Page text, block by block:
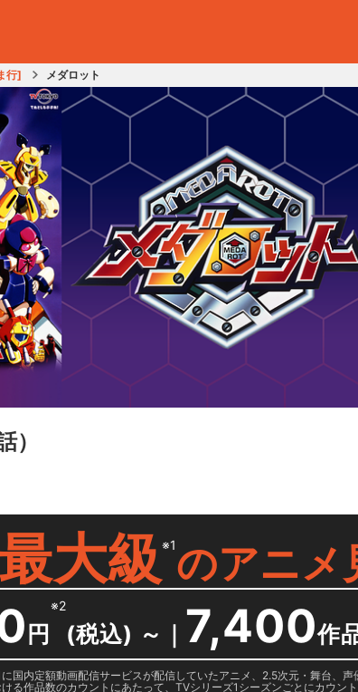
行] メダロット
）
大級 ※1のアニメ
円
※2
(税込) ～ ｜ 7,400作
国内定額動画配信サービスが配信していたアニメ、2.5次元・舞台、
る作品数のカウントにあたって、TVシリーズ1シーズンごとにカウント